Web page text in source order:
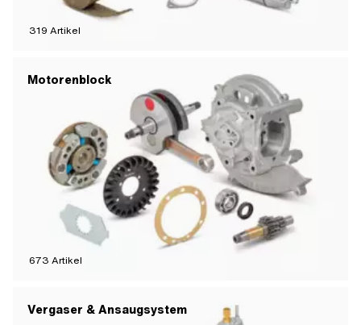
319 Artikel
Motorenblock
673 Artikel
Vergaser & Ansaugsystem